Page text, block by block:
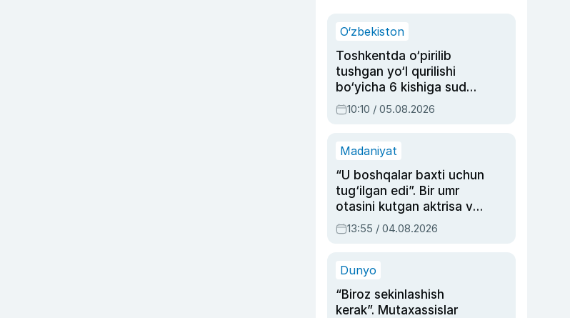
O‘zbekiston
Toshkentda o‘pirilib
tushgan yo‘l qurilishi
bo‘yicha 6 kishiga sud
hukmi o‘qildi
10:10 / 05.08.2026
Madaniyat
“U boshqalar baxti uchun
tug‘ilgan edi”. Bir umr
otasini kutgan aktrisa va
dublyaj ustasi Rimma
Ahmedovaning
13:55 / 04.08.2026
Dunyo
“Biroz sekinlashish
kerak”. Mutaxassislar